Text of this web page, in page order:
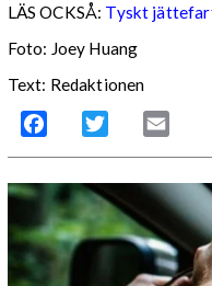
LÄS OCKSÅ: Tyskt
Foto: Joey Huang
Text: Redaktionen
Facebook Twitter